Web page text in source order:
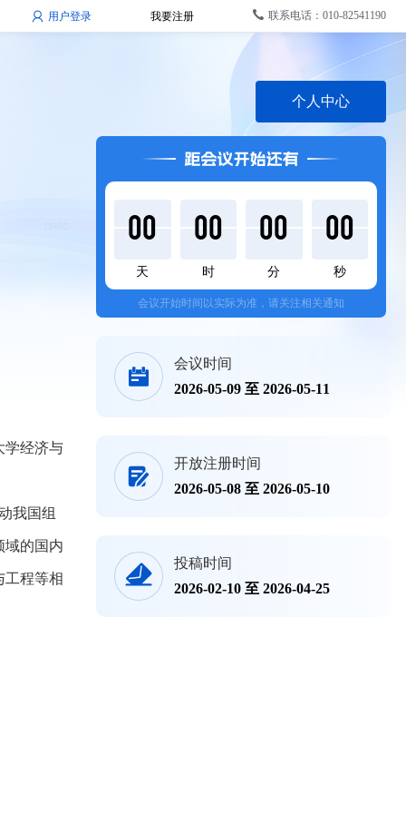
用户登录 我要注册 联系电话：010-82541190
学经济与
我国组
域的国内
工程等相
个人中心
00 00 00 00
天 时 分 秒
会议开始时间以实际为准，请关注相关通知
会议时间
2026-05-09 至 2026-05-11
开放注册时间
2026-05-08 至 2026-05-10
投稿时间
2026-02-10 至 2026-04-25